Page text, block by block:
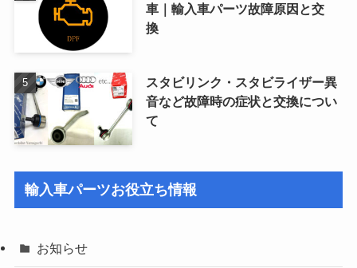
車｜輸入車パーツ故障原因と交
換
スタビリンク・スタビライザー異
音など故障時の症状と交換につい
て
輸入車パーツお役立ち情報
お知らせ